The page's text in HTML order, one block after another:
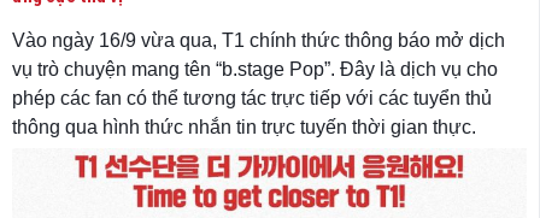
Vào ngày 16/9 vừa qua, T1 chính thức thông báo mở dịch
vụ trò chuyện mang tên “b.stage Pop”. Đây là dịch vụ cho
phép các fan có thể tương tác trực tiếp với các tuyển thủ
thông qua hình thức nhắn tin trực tuyến thời gian thực.